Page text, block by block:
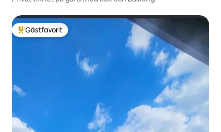
Populär gästfavorit
Gästfavorit